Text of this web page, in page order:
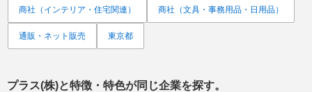
商社（インテリア・住宅関連） 商社（文具・事務用品・日用品）
通販・ネット販売 東京都
プラス(株)と特徴・特色が同じ企業を探す。